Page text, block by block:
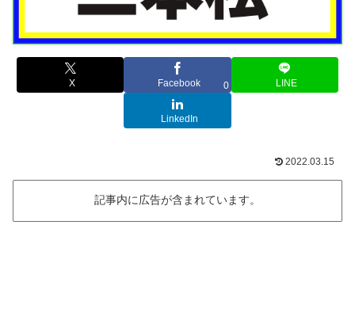
X Facebook 0 LINE
LinkedIn
2022.03.15
記事内に広告が含まれています。